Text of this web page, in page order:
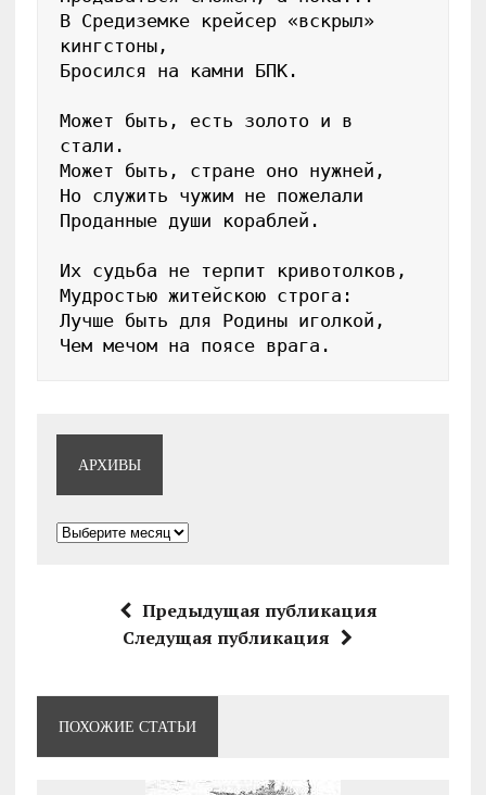
В Средиземке крейсер «вскрыл»
кингстоны,
Бросился на камни БПК.
Может быть, есть золото и в
стали.
Может быть, стране оно нужней,
Но служить чужим не пожелали
Проданные души кораблей.
Их судьба не терпит кривотолков,
Мудростью житейскою строга:
Лучше быть для Родины иголкой,
Чем мечом на поясе врага.
АРХИВЫ
Архивы
Предыдущая публикация
Следущая публикация
ПОХОЖИЕ СТАТЬИ